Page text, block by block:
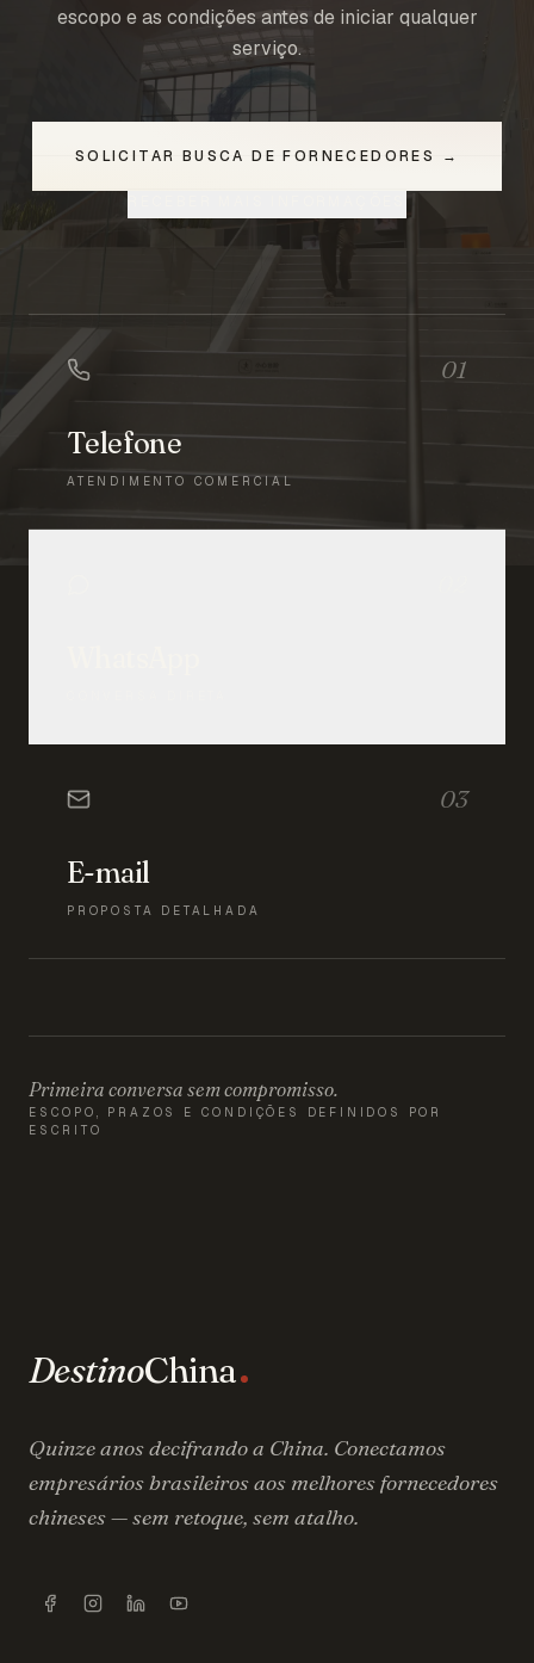
escopo e as condições antes de iniciar qualquer
serviço.
SOLICITAR BUSCA DE FORNECEDORES →
01
Telefone
ATENDIMENTO COMERCIAL
03
E-mail
PROPOSTA DETALHADA
Primeira conversa sem compromisso.
ESCOPO, PRAZOS E CONDIÇÕES DEFINIDOS POR
ESCRITO
DestinoChina
Quinze anos decifrando a China. Conectamos
empresários brasileiros aos melhores fornecedores
chineses — sem retoque, sem atalho.